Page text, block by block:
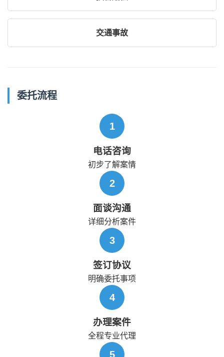
交通事故
委托流程
1
电话咨询
初步了解案情
2
面谈沟通
详细分析案件
3
签订协议
明确委托事项
4
办理案件
全程专业代理
5